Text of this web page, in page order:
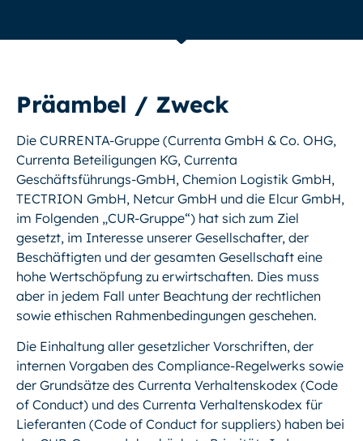
Präambel / Zweck
Die CURRENTA-Gruppe (Currenta GmbH & Co. OHG,
Currenta Beteiligungen KG, Currenta
Geschäftsführungs-GmbH, Chemion Logistik GmbH,
TECTRION GmbH, Netcur GmbH und die Elcur GmbH,
im Folgenden „CUR-Gruppe“) hat sich zum Ziel
gesetzt, im Interesse unserer Gesellschafter, der
Beschäftigten und der gesamten Gesellschaft eine
hohe Wertschöpfung zu erwirtschaften. Dies muss
aber in jedem Fall unter Beachtung der rechtlichen
sowie ethischen Rahmenbedingungen geschehen.
Die Einhaltung aller gesetzlicher Vorschriften, der
internen Vorgaben des Compliance-Regelwerks sowie
der Grundsätze des Currenta Verhaltenskodex (Code
of Conduct) und des Currenta Verhaltenskodex für
Lieferanten (Code of Conduct for suppliers) haben bei